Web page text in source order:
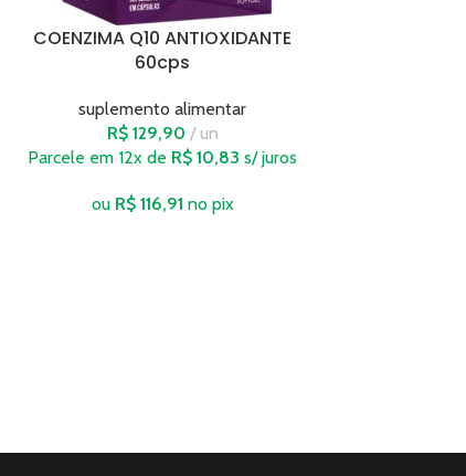
COENZIMA Q10 ANTIOXIDANTE
60cps
suplemento alimentar
R$129,90
un
Parcele em 12x de R$ 10,83 s/ juros
ou R$116,91 no pix